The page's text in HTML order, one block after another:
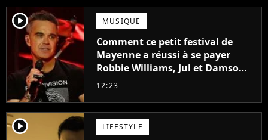
player2 MUSIQUE
Comment ce petit festival de
Mayenne a réussi à se payer
Robbie Williams, Jul et Damso
cette année ?
12:23
player2 LIFESTYLE